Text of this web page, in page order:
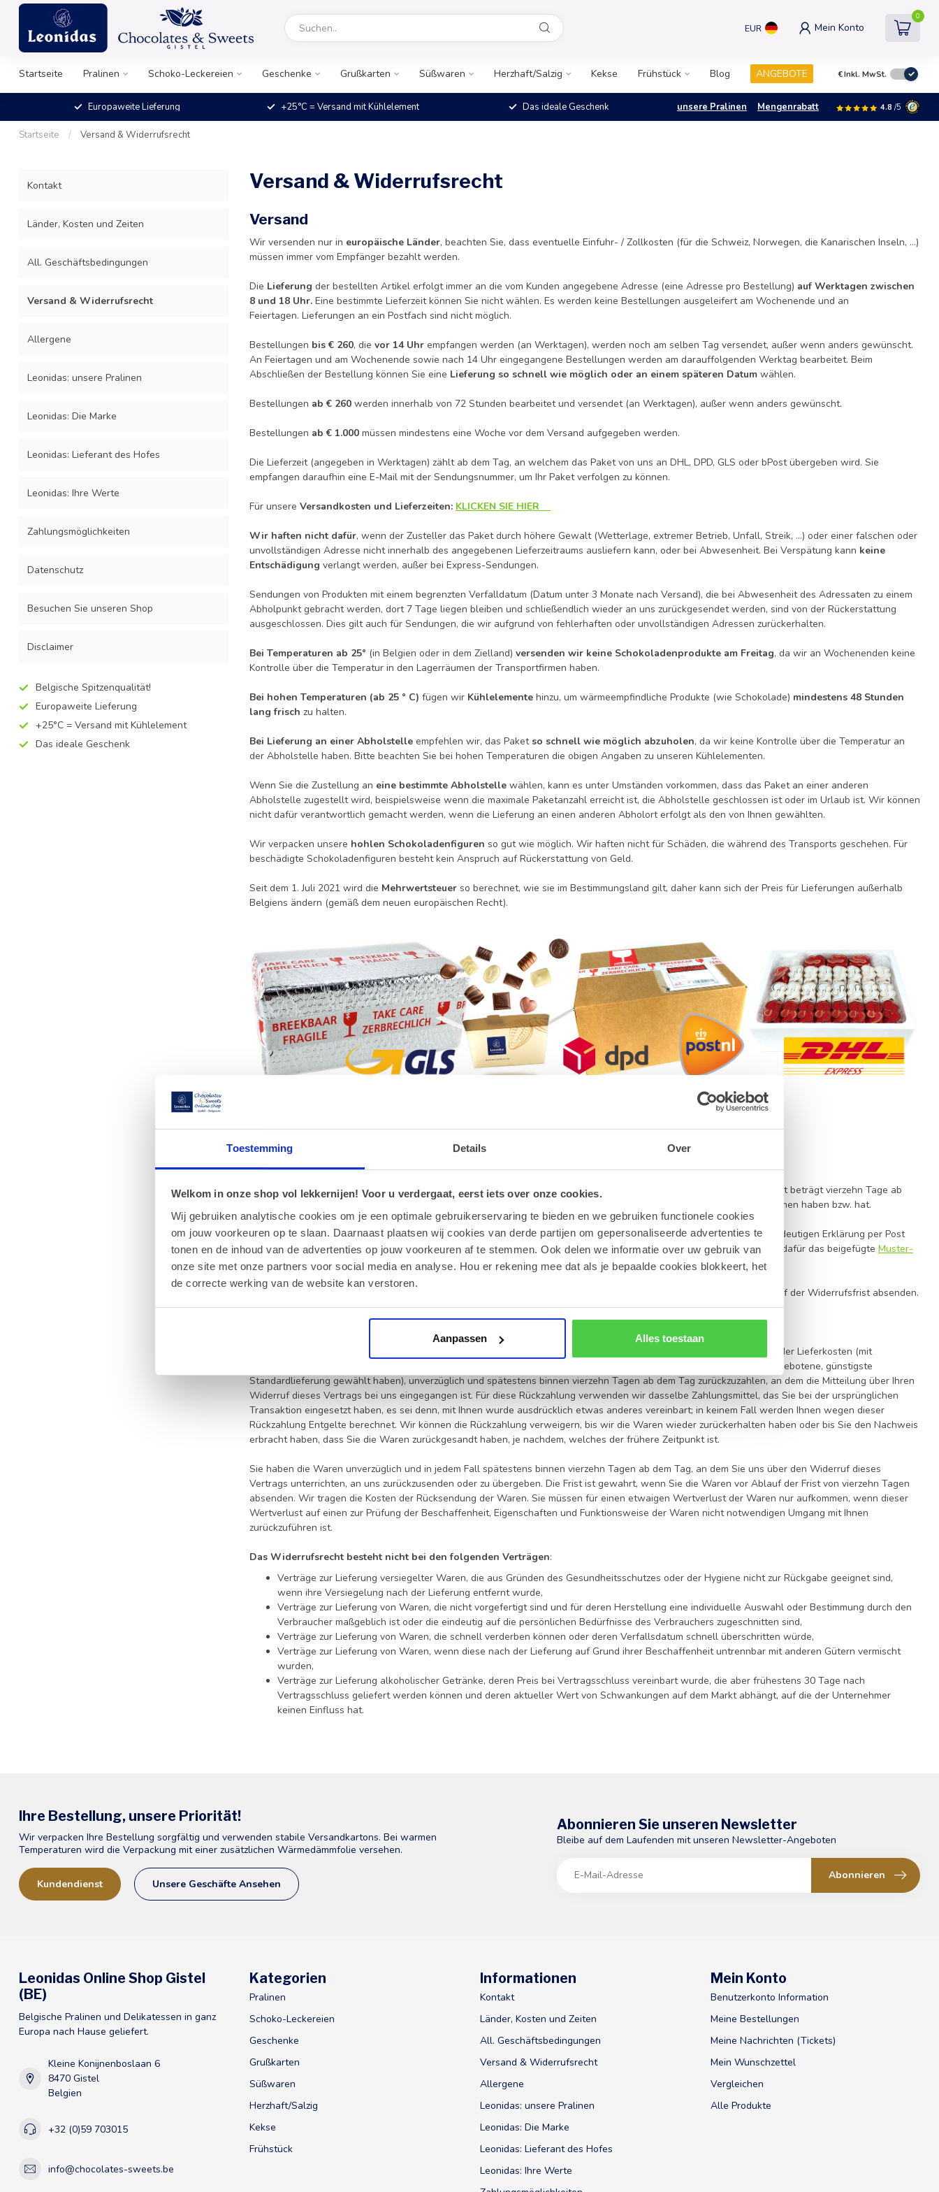
Toestemming Details Over
Welkom in onze shop vol lekkernijen! Voor u verdergaat, eerst iets over onze cookies.
Wij gebruiken analytische cookies om je een optimale gebruikerservaring te bieden en we gebruiken functionele cookies
om jouw voorkeuren op te slaan. Daarnaast plaatsen wij cookies van derde partijen om gepersonaliseerde advertenties te
tonen en de inhoud van de advertenties op jouw voorkeuren af te stemmen. Ook delen we informatie over uw gebruik van
onze site met onze partners voor social media en analyse. Hou er rekening mee dat als je bepaalde cookies blokkeert, het
de correcte werking van de website kan verstoren.
Aanpassen Alles toestaan
EUR Mein Konto
0
Startseite Pralinen Schoko-Leckereien Geschenke Grußkarten Süßwaren Herzhaft/Salzig Kekse Frühstück Blog ANGEBOTE €Inkl. MwSt.
Europaweite Lieferung +25°C = Versand mit Kühlelement Das ideale Geschenk unsere Pralinen Mengenrabatt 4.8 /5
Startseite / Versand & Widerrufsrecht
Kontakt
Länder, Kosten und Zeiten
All. Geschäftsbedingungen
Versand & Widerrufsrecht
Allergene
Leonidas: unsere Pralinen
Leonidas: Die Marke
Leonidas: Lieferant des Hofes
Leonidas: Ihre Werte
Zahlungsmöglichkeiten
Datenschutz
Besuchen Sie unseren Shop
Disclaimer
Belgische Spitzenqualität!
Europaweite Lieferung
+25°C = Versand mit Kühlelement
Das ideale Geschenk
Versand & Widerrufsrecht
Versand
Wir versenden nur in europäische Länder, beachten Sie, dass eventuelle Einfuhr- / Zollkosten (für die Schweiz, Norwegen, die Kanarischen Inseln, ...)
müssen immer vom Empfänger bezahlt werden.
Die Lieferung der bestellten Artikel erfolgt immer an die vom Kunden angegebene Adresse (eine Adresse pro Bestellung) auf Werktagen zwischen
8 und 18 Uhr. Eine bestimmte Lieferzeit können Sie nicht wählen. Es werden keine Bestellungen ausgeleifert am Wochenende und an
Feiertagen. Lieferungen an ein Postfach sind nicht möglich.
Bestellungen bis € 260, die vor 14 Uhr empfangen werden (an Werktagen), werden noch am selben Tag versendet, außer wenn anders gewünscht.
An Feiertagen und am Wochenende sowie nach 14 Uhr eingegangene Bestellungen werden am darauffolgenden Werktag bearbeitet. Beim
Abschließen der Bestellung können Sie eine Lieferung so schnell wie möglich oder an einem späteren Datum wählen.
Bestellungen ab € 260 werden innerhalb von 72 Stunden bearbeitet und versendet (an Werktagen), außer wenn anders gewünscht.
Bestellungen ab € 1.000 müssen mindestens eine Woche vor dem Versand aufgegeben werden.
Die Lieferzeit (angegeben in Werktagen) zählt ab dem Tag, an welchem das Paket von uns an DHL, DPD, GLS oder bPost übergeben wird. Sie
empfangen daraufhin eine E-Mail mit der Sendungsnummer, um Ihr Paket verfolgen zu können.
Für unsere Versandkosten und Lieferzeiten: KLICKEN SIE HIER
Wir haften nicht dafür, wenn der Zusteller das Paket durch höhere Gewalt (Wetterlage, extremer Betrieb, Unfall, Streik, ...) oder einer falschen oder
unvollständigen Adresse nicht innerhalb des angegebenen Lieferzeitraums ausliefern kann, oder bei Abwesenheit. Bei Verspätung kann keine
Entschädigung verlangt werden, außer bei Express-Sendungen.
Sendungen von Produkten mit einem begrenzten Verfalldatum (Datum unter 3 Monate nach Versand), die bei Abwesenheit des Adressaten zu einem
Abholpunkt gebracht werden, dort 7 Tage liegen bleiben und schließendlich wieder an uns zurückgesendet werden, sind von der Rückerstattung
ausgeschlossen. Dies gilt auch für Sendungen, die wir aufgrund von fehlerhaften oder unvollständigen Adressen zurückerhalten.
Bei Temperaturen ab 25° (in Belgien oder in dem Zielland) versenden wir keine Schokoladenprodukte am Freitag, da wir an Wochenenden keine
Kontrolle über die Temperatur in den Lagerräumen der Transportfirmen haben.
Bei hohen Temperaturen (ab 25 ° C) fügen wir Kühlelemente hinzu, um wärmeempfindliche Produkte (wie Schokolade) mindestens 48 Stunden
lang frisch zu halten.
Bei Lieferung an einer Abholstelle empfehlen wir, das Paket so schnell wie möglich abzuholen, da wir keine Kontrolle über die Temperatur an
der Abholstelle haben. Bitte beachten Sie bei hohen Temperaturen die obigen Angaben zu unseren Kühlelementen.
Wenn Sie die Zustellung an eine bestimmte Abholstelle wählen, kann es unter Umständen vorkommen, dass das Paket an einer anderen
Abholstelle zugestellt wird, beispielsweise wenn die maximale Paketanzahl erreicht ist, die Abholstelle geschlossen ist oder im Urlaub ist. Wir können
nicht dafür verantwortlich gemacht werden, wenn die Lieferung an einen anderen Abholort erfolgt als den von Ihnen gewählten.
Wir verpacken unsere hohlen Schokoladenfiguren so gut wie möglich. Wir haften nicht für Schäden, die während des Transports geschehen. Für
beschädigte Schokoladenfiguren besteht kein Anspruch auf Rückerstattung von Geld.
Seit dem 1. Juli 2021 wird die Mehrwertsteuer so berechnet, wie sie im Bestimmungsland gilt, daher kann sich der Preis für Lieferungen außerhalb
Belgiens ändern (gemäß dem neuen europäischen Recht).
Widerrufsrecht
Sie haben das Recht, binnen vierzehn Tagen ohne Angabe von Gründen diesen Vertrag zu widerrufen. Die Widerrufsfrist beträgt vierzehn Tage ab
dem Tag, an dem Sie oder ein von Ihnen benannter Dritter, der nicht der Beförderer ist, die letzte Ware in Besitz genommen haben bzw. hat.
Um Ihr Widerrufsrecht auszuüben, müssen Sie uns (D&J Projects O.H.G., Markt 11, 8470 Gistel, Belgien) mittels einer eindeutigen Erklärung per Post
oder E-Mail (info@chocolates-sweets.be) über Ihren Entschluss, diesen Vertrag zu widerrufen, informieren. Sie können dafür das beigefügte Muster-
Widerrufsformular verwenden, das jedoch nicht vorgeschrieben ist.
Zur Wahrung der Widerrufsfrist reicht es aus, dass Sie die Mitteilung über die Ausübung des Widerrufsrechts vor Ablauf der Widerrufsfrist absenden.
Wenn Sie diesen Vertrag widerrufen, haben wir Ihnen alle Zahlungen, die wir von Ihnen erhalten haben, einschließlich der Lieferkosten (mit
Ausnahme der zusätzlichen Kosten, die sich daraus ergeben, dass Sie eine andere Art der Lieferung als die von uns angebotene, günstigste
Standardlieferung gewählt haben), unverzüglich und spätestens binnen vierzehn Tagen ab dem Tag zurückzuzahlen, an dem die Mitteilung über Ihren
Widerruf dieses Vertrags bei uns eingegangen ist. Für diese Rückzahlung verwenden wir dasselbe Zahlungsmittel, das Sie bei der ursprünglichen
Transaktion eingesetzt haben, es sei denn, mit Ihnen wurde ausdrücklich etwas anderes vereinbart; in keinem Fall werden Ihnen wegen dieser
Rückzahlung Entgelte berechnet. Wir können die Rückzahlung verweigern, bis wir die Waren wieder zurückerhalten haben oder bis Sie den Nachweis
erbracht haben, dass Sie die Waren zurückgesandt haben, je nachdem, welches der frühere Zeitpunkt ist.
Sie haben die Waren unverzüglich und in jedem Fall spätestens binnen vierzehn Tagen ab dem Tag, an dem Sie uns über den Widerruf dieses
Vertrags unterrichten, an uns zurückzusenden oder zu übergeben. Die Frist ist gewahrt, wenn Sie die Waren vor Ablauf der Frist von vierzehn Tagen
absenden. Wir tragen die Kosten der Rücksendung der Waren. Sie müssen für einen etwaigen Wertverlust der Waren nur aufkommen, wenn dieser
Wertverlust auf einen zur Prüfung der Beschaffenheit, Eigenschaften und Funktionsweise der Waren nicht notwendigen Umgang mit Ihnen
zurückzuführen ist.
Das Widerrufsrecht besteht nicht bei den folgenden Verträgen:
Verträge zur Lieferung versiegelter Waren, die aus Gründen des Gesundheitsschutzes oder der Hygiene nicht zur Rückgabe geeignet sind,
wenn ihre Versiegelung nach der Lieferung entfernt wurde,
Verträge zur Lieferung von Waren, die nicht vorgefertigt sind und für deren Herstellung eine individuelle Auswahl oder Bestimmung durch den
Verbraucher maßgeblich ist oder die eindeutig auf die persönlichen Bedürfnisse des Verbrauchers zugeschnitten sind,
Verträge zur Lieferung von Waren, die schnell verderben können oder deren Verfallsdatum schnell überschritten würde,
Verträge zur Lieferung von Waren, wenn diese nach der Lieferung auf Grund ihrer Beschaffenheit untrennbar mit anderen Gütern vermischt
wurden,
Verträge zur Lieferung alkoholischer Getränke, deren Preis bei Vertragsschluss vereinbart wurde, die aber frühestens 30 Tage nach
Vertragsschluss geliefert werden können und deren aktueller Wert von Schwankungen auf dem Markt abhängt, auf die der Unternehmer
keinen Einfluss hat.
Ihre Bestellung, unsere Priorität!
Wir verpacken Ihre Bestellung sorgfältig und verwenden stabile Versandkartons. Bei warmen
Temperaturen wird die Verpackung mit einer zusätzlichen Wärmedämmfolie versehen.
Kundendienst Unsere Geschäfte Ansehen
Abonnieren Sie unseren Newsletter
Bleibe auf dem Laufenden mit unseren Newsletter-Angeboten
Abonnieren
Leonidas Online Shop Gistel
(BE)
Belgische Pralinen und Delikatessen in ganz
Europa nach Hause geliefert.
Kleine Konijnenboslaan 6
8470 Gistel
Belgien
+32 (0)59 703015
info@chocolates-sweets.be
Kategorien
Pralinen
Schoko-Leckereien
Geschenke
Grußkarten
Süßwaren
Herzhaft/Salzig
Kekse
Frühstück
Informationen
Kontakt
Länder, Kosten und Zeiten
All. Geschäftsbedingungen
Versand & Widerrufsrecht
Allergene
Leonidas: unsere Pralinen
Leonidas: Die Marke
Leonidas: Lieferant des Hofes
Leonidas: Ihre Werte
Mein Konto
Benutzerkonto Information
Meine Bestellungen
Meine Nachrichten (Tickets)
Mein Wunschzettel
Vergleichen
Alle Produkte